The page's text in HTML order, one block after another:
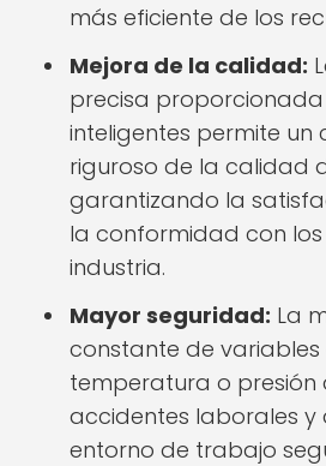
más eficiente de los
Mejora de la calidad:
precisa proporcionada
inteligentes permite un
riguroso de la calidad
garantizando la
la conformidad con
industria.
Mayor seguridad: La
constante de
temperatura o presión
accidentes laborales y
entorno de trabajo